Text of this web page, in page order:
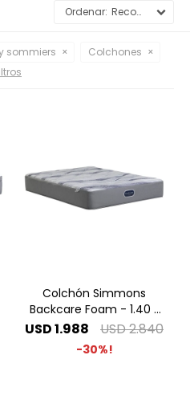
Recomendados
sommiers
Colchones
Colchón Simmons
Backcare Foam - 1.40 x
1.90 2 Plazas
USD1.988 USD2.840
30